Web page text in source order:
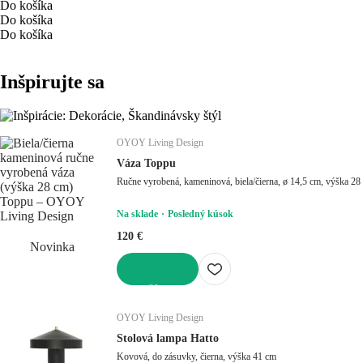
Do košíka
Do košíka
Do košíka
Inšpirujte sa
Novinka
OYOY Living Design
Váza Toppu
Ručne vyrobená,
Na sklade Posledný kúsok
120 €
OYOY Living Design
Stolová lampa Hatto
Kovová, do zásuvky, čierna, výška 41 cm